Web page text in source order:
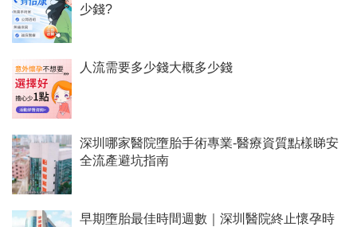
少錢?
人流需要多少錢大概多少錢
深圳哪家醫院墮胎手術專業-醫療資質點樣睇安
全流產避坑指南
早期墮胎最佳時間週數｜深圳醫院終止懷孕時